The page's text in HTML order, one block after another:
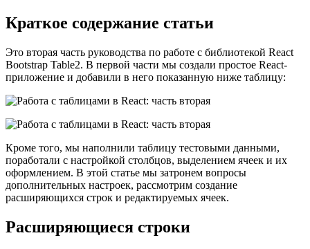
Краткое содержание статьи
Это вторая часть руководства по работе с библиотекой React
Bootstrap Table2. В первой части мы создали простое React-
приложение и добавили в него показанную ниже таблицу:
Кроме того, мы наполнили таблицу тестовыми данными,
поработали с настройкой столбцов, выделением ячеек и их
оформлением. В этой статье мы затронем вопросы
дополнительных настроек, рассмотрим создание
расширяющихся строк и редактируемых ячеек.
Расширяющиеся строки